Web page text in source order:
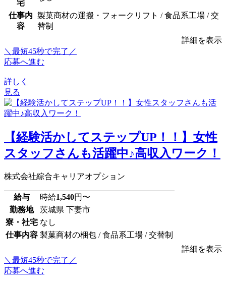
宅
仕事内
容
製菓商材の運搬・フォークリフト / 食品系工場 / 交
替制
詳細を表示
＼最短45秒で完了／
応募へ進む
詳しく
見る
【経験活かしてステップUP！！】女性
スタッフさんも活躍中♪高収入ワーク！
株式会社綜合キャリアオプション
給与 時給1,540円〜
勤務地
茨城県 下妻市
寮・社宅 なし
仕事内容 製菓商材の梱包 / 食品系工場 / 交替制
詳細を表示
＼最短45秒で完了／
応募へ進む